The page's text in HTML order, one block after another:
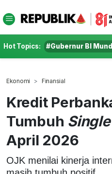
Hot Topics: #Gubernur BI
Ekonomi Finansial
Kredit
Tumbuh
April 2026
OJK menilai kinerja